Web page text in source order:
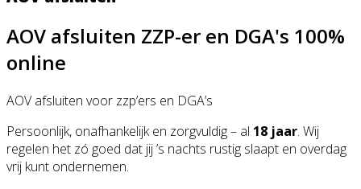
AOV afsluiten ZZP-er en DGA's 100%
online
AOV afsluiten voor zzp’ers en DGA’s
Persoonlijk, onafhankelijk en zorgvuldig – al 18 jaar. Wij
regelen het zó goed dat jij ’s nachts rustig slaapt en overdag
vrij kunt ondernemen.